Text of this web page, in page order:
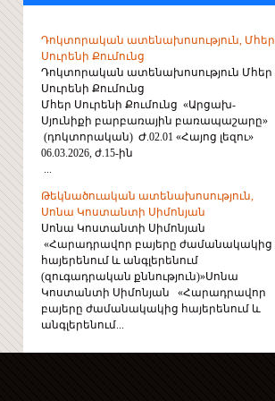
Դոկտորական ատենախոսություն, Մհեր
Սուրենի Քումունց
Դոկտորական ատենախոսություն Մհեր
Սուրենի Քումունց
Մհեր Սուրենի Քումունց «Արցախ-
Սյունիքի բարբառային բառապաշարը»
(դոկտորական) Ժ.02.01 «Հայոց լեզու»
06.03.2026, ժ.15-ին
...
Թեկնածուական ատենախոսություն,
Սոնա Կոստանտի Սիմոնյան
Սոնա Կոստանտի Սիմոնյան
«Հարադրավոր բայերը ժամանակակից
հայերենում և անգլերենում
(զուգադրական քննություն)»Սոնա
Կոստանտի Սիմոնյան «Հարադրավոր
բայերը ժամանակակից հայերենում և
անգլերենում...